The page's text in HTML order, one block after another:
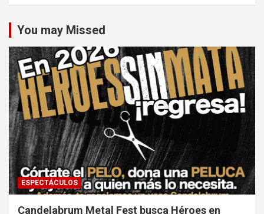
You may Missed
ESPECTÁCULOS
Candelabrum Metal Fest busca Héroes en